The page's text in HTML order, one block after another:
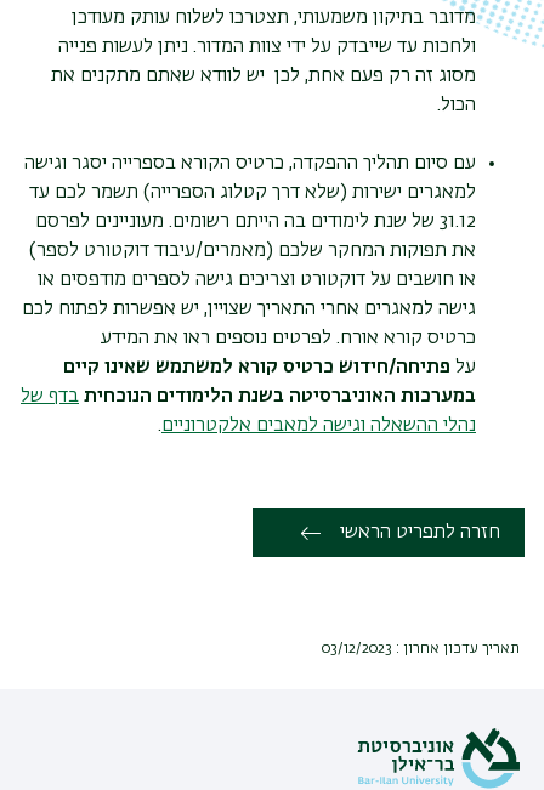
מדובר בתיקון משמעותי, תצטרכו לשלוח עותק מעודכן
ולחכות עד שייבדק על ידי צוות המדור. ניתן לעשות פנייה
מסוג זה רק פעם אחת, לכן יש לוודא שאתם מתקנים את
הכול.
עם סיום תהליך ההפקדה, כרטיס הקורא בספרייה יסגר וגישה
למאגרים ישירות (שלא דרך קטלוג הספרייה) תשמר לכם עד
31.12 של שנת לימודים בה הייתם רשומים. מעוניינים לפרסם
את תפוקות המחקר שלכם (מאמרים/עיבוד דוקטורט לספר)
או חושבים על דוקטורט וצריכים גישה לספרים מודפסים או
גישה למאגרים אחרי התאריך שצויין, יש אפשרות לפתוח לכם
כרטיס קורא אורח. לפרטים נוספים ראו את המידע
על פתיחה/חידוש כרטיס קורא למשתמש שאינו קיים
במערכות האוניברסיטה בשנת הלימודים הנוכחית בדף של
נהלי ההשאלה וגישה למאבים אלקטרוניים.
חזרה לתפריט הראשי
תאריך עדכון אחרון : 03/12/2023